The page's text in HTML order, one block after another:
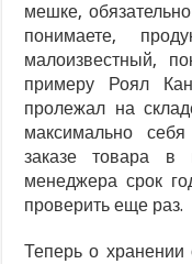
мешке,
понимаете,
малоизвестный,
примеру Роял
пролежал на
максимально
заказе товара в
менеджера срок
проверить еще раз.
Теперь о хранении